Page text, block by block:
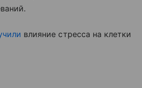
влияние стресса на клетки